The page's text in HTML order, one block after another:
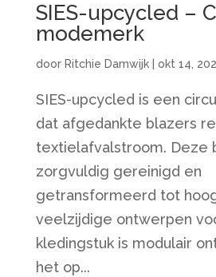
SIES-upcycled –
modemerk
door Ritchie Damwijk| okt 14,
SIES-upcycled is een
dat afgedankte blazers
textielafvalstroom. Deze
zorgvuldig gereinigd en
getransformeerd tot
veelzijdige ontwerpen
kledingstuk is modulair
het op...